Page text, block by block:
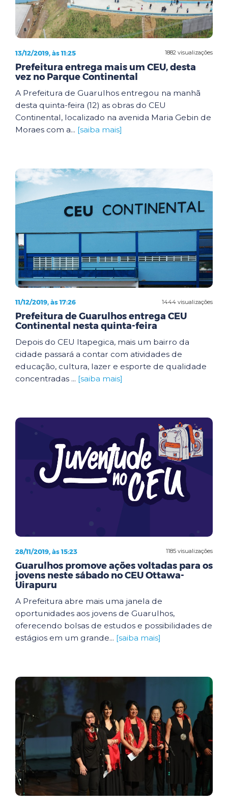
1882 visualizações
13/12/2019, às 11:25
Prefeitura entrega mais um CEU, desta
vez no Parque Continental
A Prefeitura de Guarulhos entregou na manhã
desta quinta-feira (12) as obras do CEU
Continental, localizado na avenida Maria Gebin de
Moraes com a... [saiba mais]
1444 visualizações
11/12/2019, às 17:26
Prefeitura de Guarulhos entrega CEU
Continental nesta quinta-feira
Depois do CEU Itapegica, mais um bairro da
cidade passará a contar com atividades de
educação, cultura, lazer e esporte de qualidade
concentradas ... [saiba mais]
1185 visualizações
28/11/2019, às 15:23
Guarulhos promove ações voltadas para os
jovens neste sábado no CEU Ottawa-
Uirapuru
A Prefeitura abre mais uma janela de
oportunidades aos jovens de Guarulhos,
oferecendo bolsas de estudos e possibilidades de
estágios em um grande... [saiba mais]